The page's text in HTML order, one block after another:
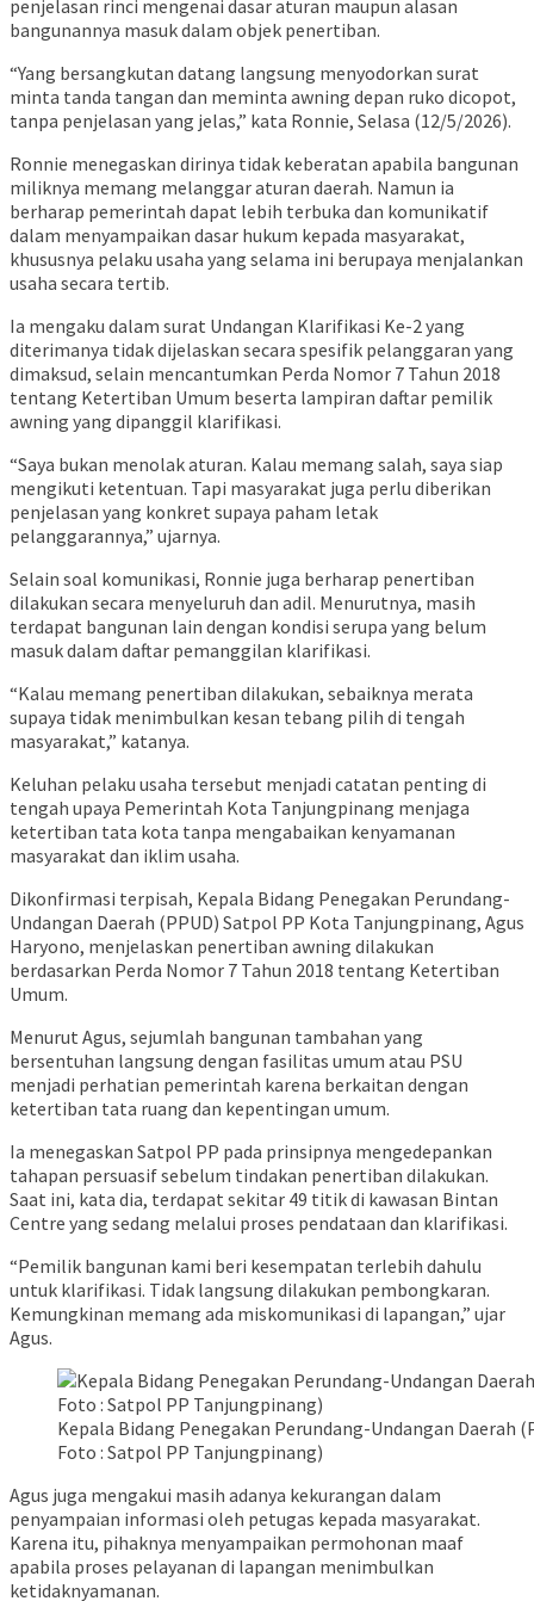
penjelasan rinci mengenai dasar aturan maupun alasan
bangunannya masuk dalam objek penertiban.
“Yang bersangkutan datang langsung menyodorkan surat
minta tanda tangan dan meminta awning depan ruko dicopot,
tanpa penjelasan yang jelas,” kata Ronnie, Selasa (12/5/2026).
Ronnie menegaskan dirinya tidak keberatan apabila bangunan
miliknya memang melanggar aturan daerah. Namun ia
berharap pemerintah dapat lebih terbuka dan komunikatif
dalam menyampaikan dasar hukum kepada masyarakat,
khususnya pelaku usaha yang selama ini berupaya menjalankan
usaha secara tertib.
Ia mengaku dalam surat Undangan Klarifikasi Ke-2 yang
diterimanya tidak dijelaskan secara spesifik pelanggaran yang
dimaksud, selain mencantumkan Perda Nomor 7 Tahun 2018
tentang Ketertiban Umum beserta lampiran daftar pemilik
awning yang dipanggil klarifikasi.
“Saya bukan menolak aturan. Kalau memang salah, saya siap
mengikuti ketentuan. Tapi masyarakat juga perlu diberikan
penjelasan yang konkret supaya paham letak
pelanggarannya,” ujarnya.
Selain soal komunikasi, Ronnie juga berharap penertiban
dilakukan secara menyeluruh dan adil. Menurutnya, masih
terdapat bangunan lain dengan kondisi serupa yang belum
masuk dalam daftar pemanggilan klarifikasi.
“Kalau memang penertiban dilakukan, sebaiknya merata
supaya tidak menimbulkan kesan tebang pilih di tengah
masyarakat,” katanya.
Keluhan pelaku usaha tersebut menjadi catatan penting di
tengah upaya Pemerintah Kota Tanjungpinang menjaga
ketertiban tata kota tanpa mengabaikan kenyamanan
masyarakat dan iklim usaha.
Dikonfirmasi terpisah, Kepala Bidang Penegakan Perundang-
Undangan Daerah (PPUD) Satpol PP Kota Tanjungpinang, Agus
Haryono, menjelaskan penertiban awning dilakukan
berdasarkan Perda Nomor 7 Tahun 2018 tentang Ketertiban
Umum.
Menurut Agus, sejumlah bangunan tambahan yang
bersentuhan langsung dengan fasilitas umum atau PSU
menjadi perhatian pemerintah karena berkaitan dengan
ketertiban tata ruang dan kepentingan umum.
Ia menegaskan Satpol PP pada prinsipnya mengedepankan
tahapan persuasif sebelum tindakan penertiban dilakukan.
Saat ini, kata dia, terdapat sekitar 49 titik di kawasan Bintan
Centre yang sedang melalui proses pendataan dan klarifikasi.
“Pemilik bangunan kami beri kesempatan terlebih dahulu
untuk klarifikasi. Tidak langsung dilakukan pembongkaran.
Kemungkinan memang ada miskomunikasi di lapangan,” ujar
Agus.
Kepala Bidang Penegakan Perundang-Undangan Daerah
Foto : Satpol PP Tanjungpinang)
Agus juga mengakui masih adanya kekurangan dalam
penyampaian informasi oleh petugas kepada masyarakat.
Karena itu, pihaknya menyampaikan permohonan maaf
apabila proses pelayanan di lapangan menimbulkan
ketidaknyamanan.